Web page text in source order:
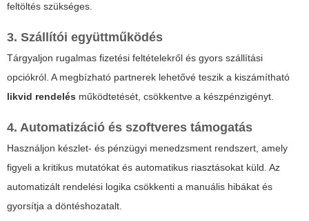
feltöltés szükséges.
3. Szállítói együttműködés
Tárgyaljon rugalmas fizetési feltételekről és gyors szállítási
opciókról. A megbízható partnerek lehetővé teszik a kiszámítható
likvid rendelés működtetését, csökkentve a készpénzigényt.
4. Automatizáció és szoftveres támogatás
Használjon készlet- és pénzügyi menedzsment rendszert, amely
figyeli a kritikus mutatókat és automatikus riasztásokat küld. Az
automatizált rendelési logika csökkenti a manuális hibákat és
gyorsítja a döntéshozatalt.